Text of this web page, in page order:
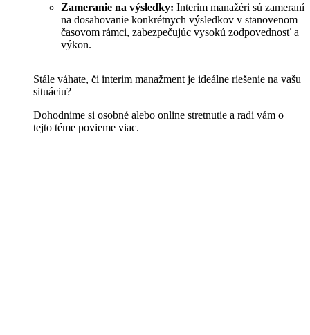
Zameranie na výsledky: Interim manažéri sú zameraní
na dosahovanie konkrétnych výsledkov v stanovenom
časovom rámci, zabezpečujúc vysokú zodpovednosť a
výkon.
Stále váhate, či interim manažment je ideálne riešenie na vašu
situáciu?
Dohodnime si osobné alebo online stretnutie a radi vám o
tejto téme povieme viac.